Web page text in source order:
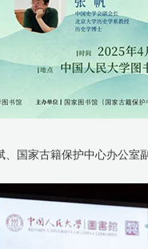
国家古籍保护中心办公室